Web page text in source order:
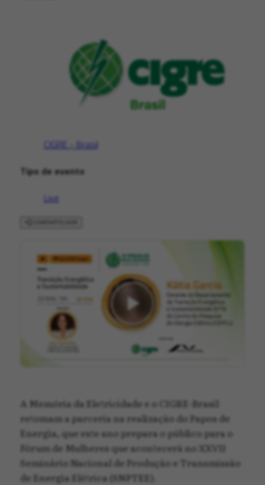
CIGRE - Brasil
Tipo de evento
Live
A Memória da Eletricidade e o CIGRE-Brasil
retomam a parceria na realização do Papos de
Energia, que este ano prepara o público para o
Fórum de Mulheres que acontecerá no XXVII
Seminário Nacional de Produção e Transmissão
de Energia Elétrica (SNPTEE).